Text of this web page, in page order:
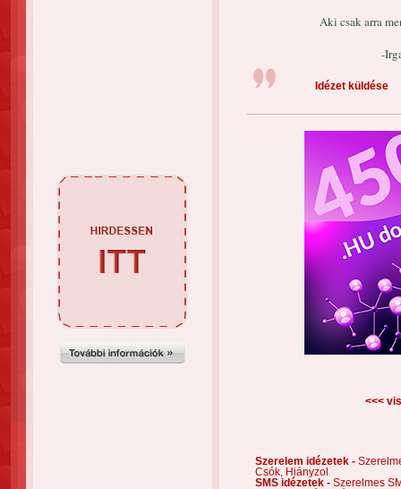
Aki csak arra
-
Idézet küldése
<<<
Szerelem idézetek -
Csók,
Hiányzol
SMS idézetek - Szerelmes